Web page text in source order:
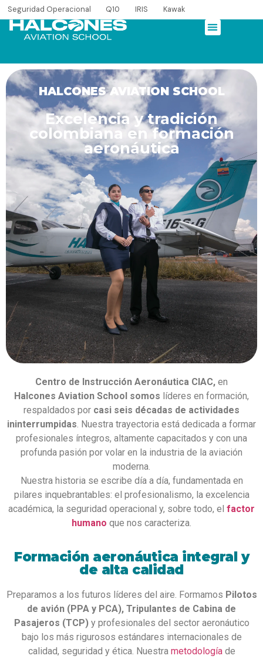
Seguridad Operacional Q10 IRIS Kawak
HALCONES AVIATION SCHOOL
HALCONES AVIATION SCHOOL
HALCONES AVIATION SCHOOL
Excelencia y tradición
colombiana en formación
aeronáutica
Centro de Instrucción Aeronáutica CIAC, en
Halcones Aviation School somos líderes en formación,
respaldados por casi seis décadas de actividades
ininterrumpidas . Nuestra trayectoria está dedicada a formar
profesionales íntegros, altamente capacitados y con una
profunda pasión por volar en la industria de la aviación
moderna.
Nuestra historia se escribe día a día, fundamentada en
pilares inquebrantables: el profesionalismo, la excelencia
académica, la seguridad operacional y, sobre todo, el factor
humano que nos caracteriza.
Formación aeronáutica integral y
de alta calidad
Preparamos a los futuros líderes del aire. Formamos Pilotos
de avión (PPA y PCA), Tripulantes de Cabina de
Pasajeros (TCP)y profesionales del sector aeronáutico
bajo los más rigurosos estándares internacionales de
calidad, seguridad y ética. Nuestra metodologíade